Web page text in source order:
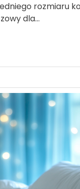
rozmiaru
dla…